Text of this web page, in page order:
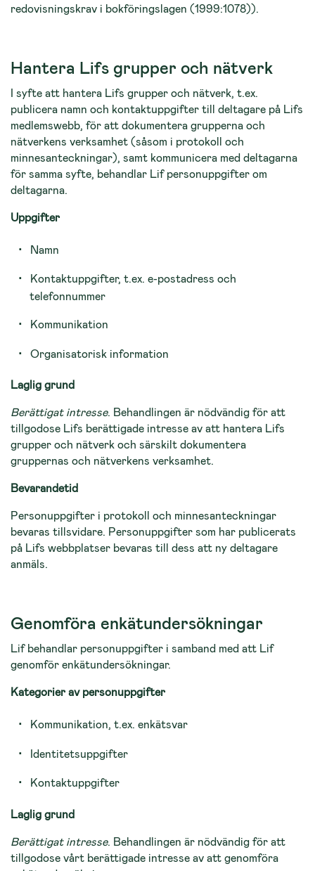
redovisningskrav i bokföringslagen (1999:1078)).
Hantera Lifs grupper och nätverk
I syfte att hantera Lifs grupper och nätverk, t.ex.
publicera namn och kontaktuppgifter till deltagare på Lifs
medlemswebb, för att dokumentera grupperna och
nätverkens verksamhet (såsom i protokoll och
minnesanteckningar), samt kommunicera med deltagarna
för samma syfte, behandlar Lif personuppgifter om
deltagarna.
Uppgifter
Namn
Kontaktuppgifter, t.ex. e-postadress och
telefonnummer
Kommunikation
Organisatorisk information
Laglig grund
Berättigat intresse. Behandlingen är nödvändig för att
tillgodose Lifs berättigade intresse av att hantera Lifs
grupper och nätverk och särskilt dokumentera
gruppernas och nätverkens verksamhet.
Bevarandetid
Personuppgifter i protokoll och minnesanteckningar
bevaras tillsvidare. Personuppgifter som har publicerats
på Lifs webbplatser bevaras till dess att ny deltagare
anmäls.
Genomföra enkätundersökningar
Lif behandlar personuppgifter i samband med att Lif
genomför enkätundersökningar.
Kategorier av personuppgifter
Kommunikation, t.ex. enkätsvar
Identitetsuppgifter
Kontaktuppgifter
Laglig grund
Berättigat intresse. Behandlingen är nödvändig för att
tillgodose vårt berättigade intresse av att genomföra